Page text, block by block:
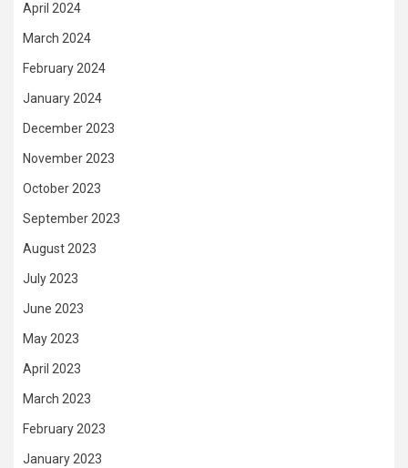
April 2024
March 2024
February 2024
January 2024
December 2023
November 2023
October 2023
September 2023
August 2023
July 2023
June 2023
May 2023
April 2023
March 2023
February 2023
January 2023